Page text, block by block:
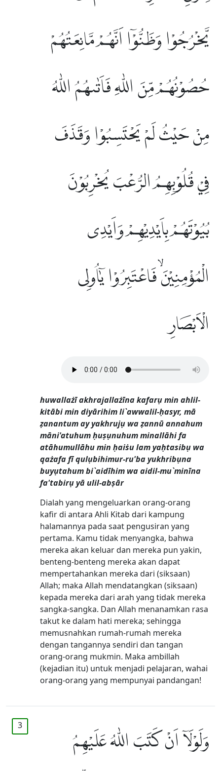
يَّخْرُجُوْا وَظَنُّوْٓا اَنَّهُمْ مَّانِعَتُهُمْ
حُصُوْنُهُمْ مِّنَ اللّٰهِ فَاَتٰىهُمُ اللّٰهُ
مِنْ حَيْثُ لَمْ يَحْتَسِبُوْا وَقَذَفَ
فِيْ قُلُوْبِهِمُ الرُّعْبَ يُخْرِبُوْنَ
بُيُوْتَهُمْ بِاَيْدِيْهِمْ وَاَيْدِى
الْمُؤْمِنِيْنَۙ فَاعْتَبِرُوْا يٰٓاُولِى
الْاَبْصَارِ
huwallażī akhrajallażīna kafarụ min ahlil-
kitābi min diyārihim li`awwalil-ḥasyr, mā
ẓanantum ay yakhrujụ wa ẓannū annahum
māni'atuhum ḥuṣụnuhum minallāhi fa
atāhumullāhu min ḥaiṡu lam yaḥtasibụ wa
qażafa fī qulụbihimur-ru'ba yukhribụna
buyụtahum bi`aidīhim wa aidil-mu`minīna
fa'tabirụ yā ulil-abṣār
Dialah yang mengeluarkan orang-orang
kafir di antara Ahli Kitab dari kampung
halamannya pada saat pengusiran yang
pertama. Kamu tidak menyangka, bahwa
mereka akan keluar dan mereka pun yakin,
benteng-benteng mereka akan dapat
mempertahankan mereka dari (siksaan)
Allah; maka Allah mendatangkan (siksaan)
kepada mereka dari arah yang tidak mereka
sangka-sangka. Dan Allah menanamkan rasa
takut ke dalam hati mereka; sehingga
memusnahkan rumah-rumah mereka
dengan tangannya sendiri dan tangan
orang-orang mukmin. Maka ambillah
(kejadian itu) untuk menjadi pelajaran, wahai
orang-orang yang mempunyai pandangan!
3
وَلَوْلَآ اَنْ كَتَبَ اللّٰهُ عَلَيْهِمُ